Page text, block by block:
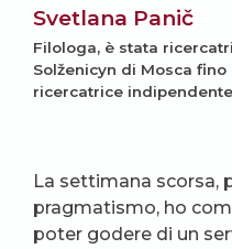
Svetlana Panič
Filologa, è stata
Solženicyn di Mosca
ricercatrice
La settimana scorsa,
pragmatismo, ho
poter godere di un